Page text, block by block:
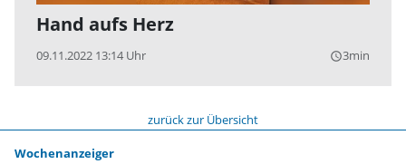
Hand aufs Herz
09.11.2022 13:14 Uhr query_builder3min
zurück zur Übersicht
Wochenanzeiger